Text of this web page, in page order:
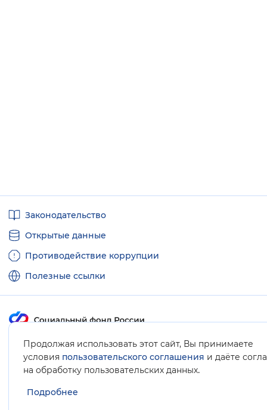
Продолжая использовать этот сайт, Вы принимаете
условия пользовательского соглашения и даёте
на обработку пользовательских данных.
Подробнее
ссылкиЗаконодательство
Открытые данные
Противодействие коррупции
Полезные ссылки
Карта сайта